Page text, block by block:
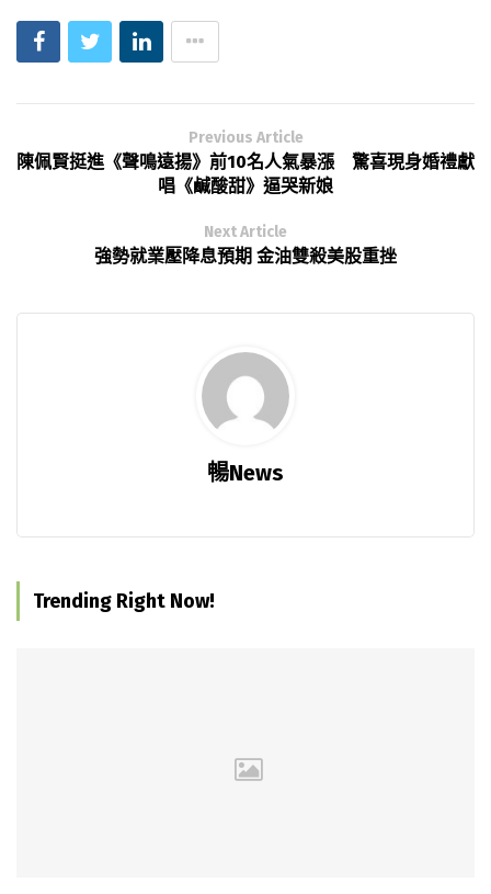
Previous Article
陳佩賢挺進《聲鳴遠揚》前10名人氣暴漲 驚喜現身婚禮獻
唱《鹹酸甜》逼哭新娘
Next Article
強勢就業壓降息預期 金油雙殺美股重挫
暢News
Trending Right Now!